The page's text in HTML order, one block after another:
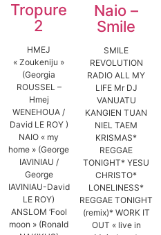
Tropure
2
HMEJ
« Zoukeniju »
(Georgia
ROUSSEL –
Hmej
WENEHOUA /
David LE ROY )
NAIO « my
home » (George
IAVINIAU /
George
IAVINIAU-David
LE ROY)
ANSLOM ‘Fool
moon » (Ronald
Naio –
Smile
SMILE
REVOLUTION
RADIO ALL MY
LIFE Mr DJ
VANUATU
KANGIEN TUAN
NIEL TAEM
KRISMAS*
REGGAE
TONIGHT* YESU
CHRISTO*
LONELINESS*
REGGAE TONIGHT
(remix)* WORK IT
OUT « live in